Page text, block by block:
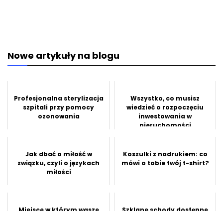
Nowe artykuły na blogu
Profesjonalna sterylizacja
szpitali przy pomocy
ozonowania
Wszystko, co musisz
wiedzieć o rozpoczęciu
inwestowania w
nieruchomości
Jak dbać o miłość w
związku, czyli o językach
miłości
Koszulki z nadrukiem: co
mówi o tobie twój t-shirt?